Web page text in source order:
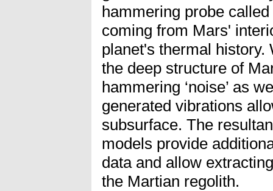
hammering probe called
coming from Mars'
planet's thermal history.
the deep structure of
hammering ‘noise’ as
generated vibrations
subsurface. The
models provide
data and allow
the Martian regolith.